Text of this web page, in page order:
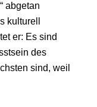
abgetan
kulturell
er: Es sind
des
sind, weil